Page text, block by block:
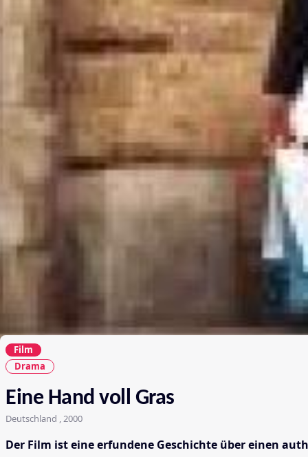
Film
Drama
Eine Hand voll Gras
Deutschland , 2000
Der Film ist eine erfundene Geschichte über einen